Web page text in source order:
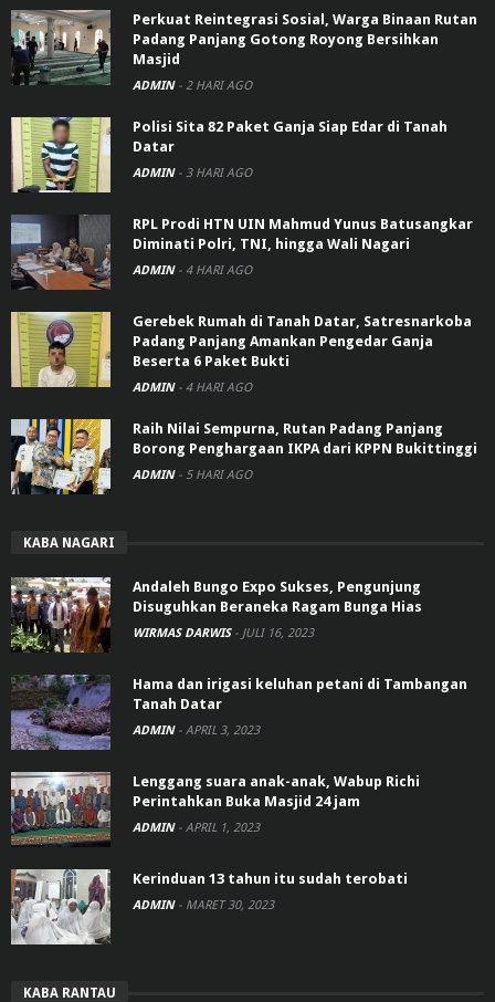
Perkuat Reintegrasi Sosial, Warga Binaan Rutan
Padang Panjang Gotong Royong Bersihkan
Masjid
ADMIN - 2 HARI AGO
Polisi Sita 82 Paket Ganja Siap Edar di Tanah
Datar
ADMIN - 3 HARI AGO
RPL Prodi HTN UIN Mahmud Yunus Batusangkar
Diminati Polri, TNI, hingga Wali Nagari
ADMIN - 4 HARI AGO
Gerebek Rumah di Tanah Datar, Satresnarkoba
Padang Panjang Amankan Pengedar Ganja
Beserta 6 Paket Bukti
ADMIN - 4 HARI AGO
Raih Nilai Sempurna, Rutan Padang Panjang
Borong Penghargaan IKPA dari KPPN Bukittinggi
ADMIN - 5 HARI AGO
KABA NAGARI
Andaleh Bungo Expo Sukses, Pengunjung
Disuguhkan Beraneka Ragam Bunga Hias
WIRMAS DARWIS - JULI 16, 2023
Hama dan irigasi keluhan petani di Tambangan
Tanah Datar
ADMIN - APRIL 3, 2023
Lenggang suara anak-anak, Wabup Richi
Perintahkan Buka Masjid 24 jam
ADMIN - APRIL 1, 2023
Kerinduan 13 tahun itu sudah terobati
ADMIN - MARET 30, 2023
KABA RANTAU